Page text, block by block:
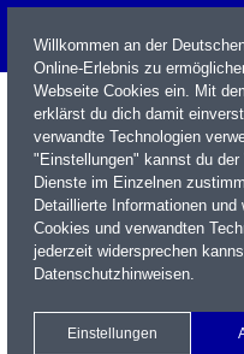
Name / WKN / ISIN / Kürzel
Xetra Realtime
Willkommen an der
Online-Erlebnis zu
Webseite Cookies ein. Mit
erklärst du dich damit
verwandte Technologien
"Einstellungen" kannst du der
Dienste im Einzelnen
Detaillierte Informationen
Cookies und verwandten
jederzeit widersprechen
Datenschutzhinweisen.
Einstellungen